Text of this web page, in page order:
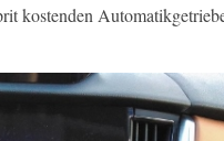
kostenden